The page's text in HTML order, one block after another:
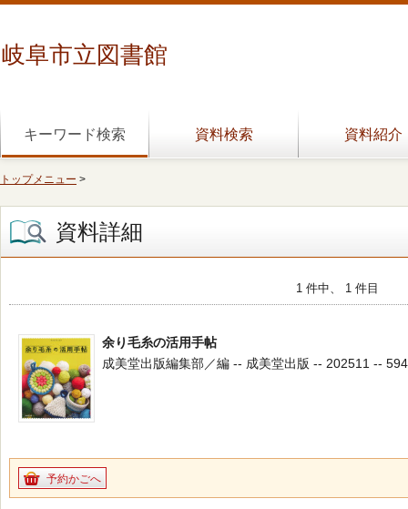
岐阜市立図書館
キーワード検索 資料検索 資料紹介
トップメニュー >
資料詳細
1 件中、 1 件目
余り毛糸の活用手帖
成美堂出版編集部／編 -- 成美堂出版 -- 202511 --
予約かごへ